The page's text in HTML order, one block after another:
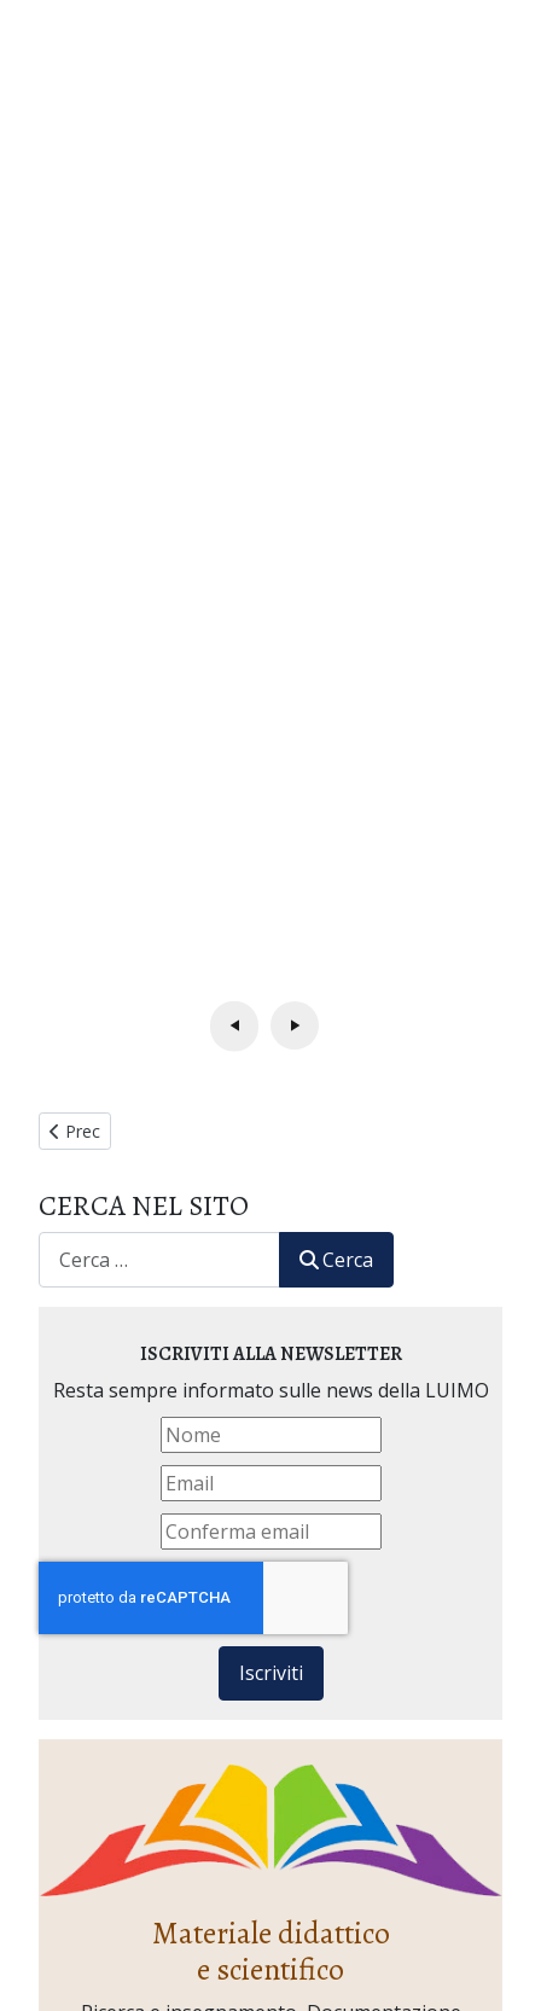
Articolo precedente: XXVIII Seminario Internazionale di
Prec
CERCA NEL SITO
CERCA
Cerca
ISCRIVITI ALLA NEWSLETTER
Resta sempre informato sulle news della LUIMO
Iscriviti
Materiale didattico
e scientifico